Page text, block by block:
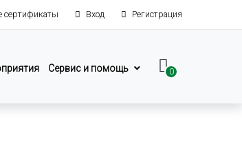
сертификаты Вход Регистрация
Сервис и помощь 0